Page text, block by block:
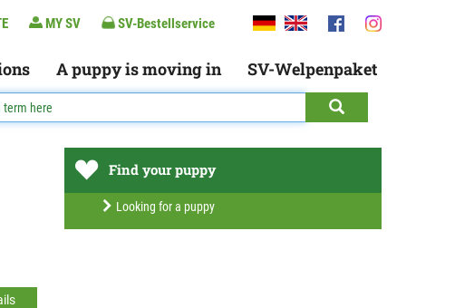
MY SV SV-Bestellservice
A puppy is moving in SV-Welpenpaket
Find your puppy
Looking for a puppy